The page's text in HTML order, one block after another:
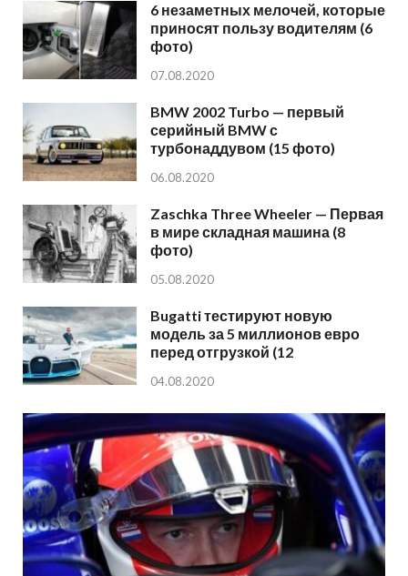
6 незаметных мелочей, которые
приносят пользу водителям (6
фото)
07.08.2020
BMW 2002 Turbo — первый
серийный BMW с
турбонаддувом (15 фото)
06.08.2020
Zaschka Three Wheeler — Первая
в мире складная машина (8
фото)
05.08.2020
Bugatti тестируют новую
модель за 5 миллионов евро
перед отгрузкой (12
04.08.2020